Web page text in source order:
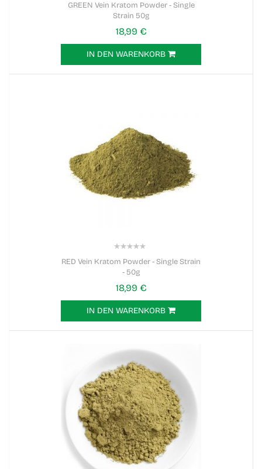
GREEN Vein Kratom Powder - Single
Strain 50g
18,99 €
IN DEN WARENKORB
RED Vein Kratom Powder - Single Strain
- 50g
18,99 €
IN DEN WARENKORB